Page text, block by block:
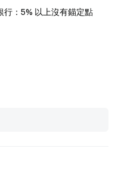
行：5% 以上沒有錨定點